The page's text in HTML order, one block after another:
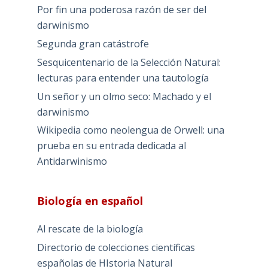
Por fin una poderosa razón de ser del
darwinismo
Segunda gran catástrofe
Sesquicentenario de la Selección Natural:
lecturas para entender una tautología
Un señor y un olmo seco: Machado y el
darwinismo
Wikipedia como neolengua de Orwell: una
prueba en su entrada dedicada al
Antidarwinismo
Biología en español
Al rescate de la biología
Directorio de colecciones científicas
españolas de HIstoria Natural